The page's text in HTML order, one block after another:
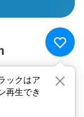
ックはア
再生でき